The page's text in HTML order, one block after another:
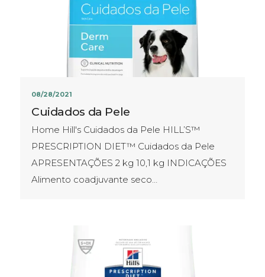
08/28/2021
Cuidados da Pele
Home Hill's Cuidados da Pele HILL’S™
PRESCRIPTION DIET™ Cuidados da Pele
APRESENTAÇÕES​ 2 kg 10,1 kg INDICAÇÕES
Alimento coadjuvante seco…